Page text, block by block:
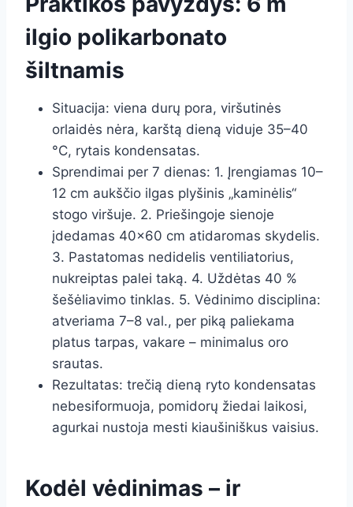
ilgio polikarbonato
šiltnamis
Situacija: viena durų pora, viršutinės
orlaidės nėra, karštą dieną viduje 35–40
°C, rytais kondensatas.
Sprendimai per 7 dienas: 1. Įrengiamas 10–
12 cm aukščio ilgas plyšinis „kaminėlis“
stogo viršuje. 2. Priešingoje sienoje
įdedamas 40×60 cm atidaromas skydelis.
3. Pastatomas nedidelis ventiliatorius,
nukreiptas palei taką. 4. Uždėtas 40 %
šešėliavimo tinklas. 5. Vėdinimo disciplina:
atveriama 7–8 val., per piką paliekama
platus tarpas, vakare – minimalus oro
srautas.
Rezultatas: trečią dieną ryto kondensatas
nebesiformuoja, pomidorų žiedai laikosi,
agurkai nustoja mesti kiaušiniškus vaisius.
Kodėl vėdinimas – ir